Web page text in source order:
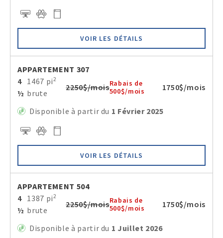
VOIR LES DÉTAILS
APPARTEMENT 307
4
½
1467 pi2
brute
2250$/moisRabais de
500$/mois
1750$/mois
Disponible à partir du 1 Février 2025
VOIR LES DÉTAILS
APPARTEMENT 504
4
½
1387 pi2
brute
2250$/moisRabais de
500$/mois
1750$/mois
Disponible à partir du 1 Juillet 2026